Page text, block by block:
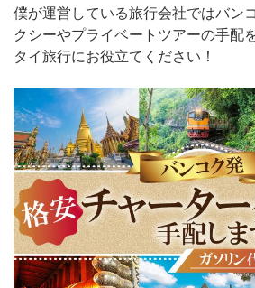
僕が運営している旅行会社ではバン
クシーやプライベートツアーの手配
タイ旅行にお役立てください！